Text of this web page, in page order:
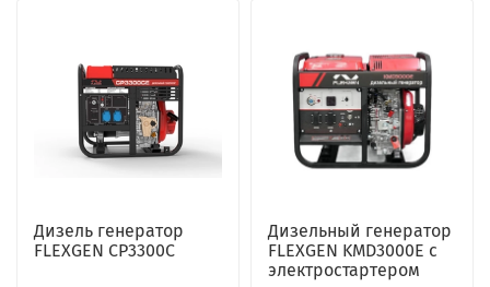
Дизель генератор
FLEXGEN CP3300C
Дизельный генератор
FLEXGEN KMD3000E с
электростартером